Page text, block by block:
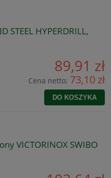
STEEL HYPERDRILL,
89,91 zł
Cena netto: 73,10 zł
DO KOSZYKA
VICTORINOX SWIBO